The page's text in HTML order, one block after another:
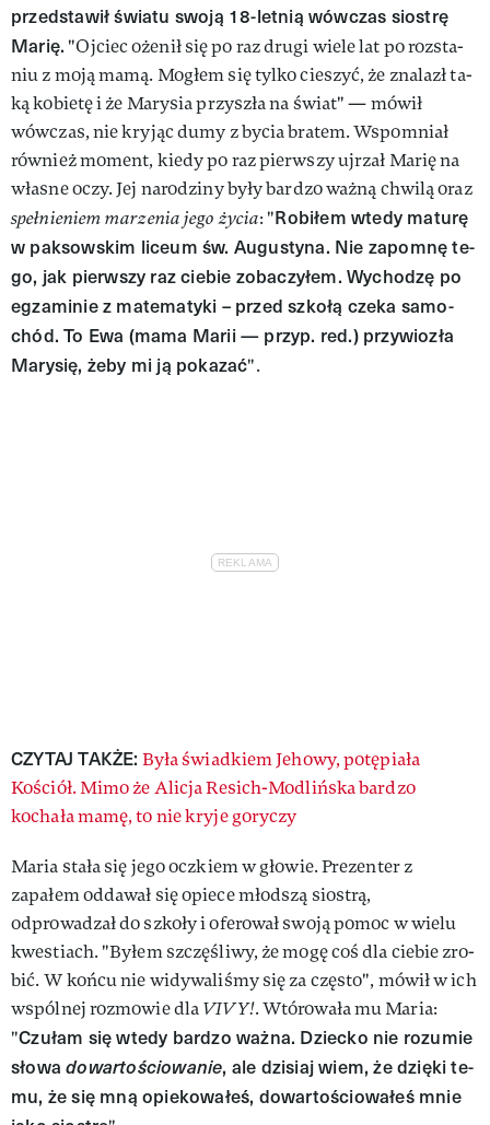
przedstawił światu swoją 18-letnią wówczas siostrę
Marię. "Oj­ciec oże­nił się po raz dru­gi wie­le lat po roz­sta­
niu z mo­ją ma­mą. Mo­głem się tyl­ko cie­szyć, że zna­lazł ta­
ką ko­bie­tę i że Ma­ry­sia przy­szła na świat" — mówił
wówczas, nie kryjąc dumy z bycia bratem. Wspomniał
również moment, kiedy po raz pierwszy ujrzał Marię na
własne oczy. Jej narodziny były bardzo ważną chwilą oraz
spełnieniem marzenia jego życia: "Ro­bi­łem wte­dy ma­tu­rę
w pak­sow­skim li­ceum św. Au­gu­sty­na. Nie za­po­mnę te­
go, jak pierw­szy raz cie­bie zo­ba­czy­łem. Wy­cho­dzę po
eg­za­mi­nie z ma­te­ma­ty­ki – przed szko­łą cze­ka sa­mo­
chód. To Ewa (mama Marii — przyp. red.) przy­wio­zła
Ma­ry­się, że­by mi ją po­ka­zać".
CZYTAJ TAKŻE: Była świadkiem Jehowy, potępiała
Kościół. Mimo że Alicja Resich-Modlińska bardzo
kochała mamę, to nie kryje goryczy
Maria stała się jego oczkiem w głowie. Prezenter z
zapałem oddawał się opiece młodszą siostrą,
odprowadzał do szkoły i oferował swoją pomoc w wielu
kwestiach. "By­łem szczę­śli­wy, że mo­gę coś dla cie­bie zro­
bić. W koń­cu nie wi­dy­wa­li­śmy się za czę­sto", mówił w ich
wspólnej rozmowie dlaVIVY!. Wtórowała mu Maria:
"Czu­łam się wte­dy bar­dzo waż­na. Dziec­ko nie ro­zu­mie
sło­wado­war­to­ścio­wa­nie, ale dzi­siaj wiem, że dzię­ki te­
mu, że się mną opie­ko­wa­łeś, do­war­to­ścio­wa­łeś mnie